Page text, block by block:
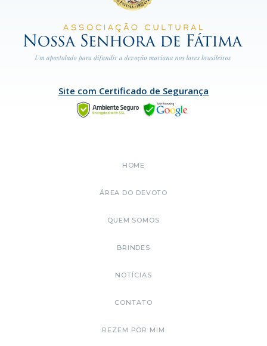
Site com Certificado de Segurança
HOME
ÁREA DO DEVOTO
QUEM SOMOS
BRINDES
NOTÍCIAS
CONTATO
REZEM POR MIM